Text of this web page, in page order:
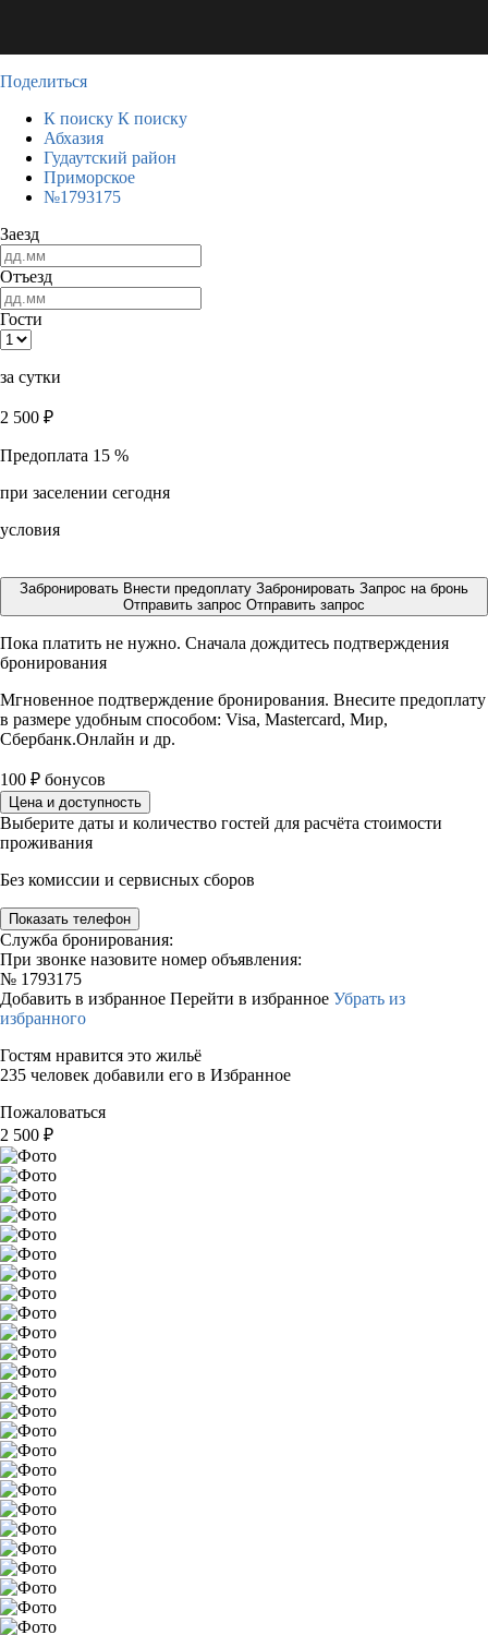
Поделиться
К поиску К поиску
Абхазия
Гудаутский район
Приморское
№1793175
Заезд
Отъезд
Гости
за сутки
2 500 ₽
Предоплата 15 %
при заселении сегодня
условия
Забронировать Внести предоплату Забронировать Запрос на бронь
Отправить запрос Отправить запрос
Пока платить не нужно. Сначала дождитесь подтверждения
бронирования
Мгновенное подтверждение бронирования. Внесите предоплату
в размере удобным способом: Visa, Mastercard, Мир,
Сбербанк.Онлайн и др.
100 ₽ бонусов
Цена и доступность
Выберите даты и количество гостей для расчёта стоимости
проживания
Без комиссии и сервисных сборов
Показать телефон
Служба бронирования:
При звонке назовите номер объявления:
№ 1793175
Добавить в избранное Перейти в избранное Убрать из
избранного
Гостям нравится это жильё
235 человек добавили его в Избранное
Пожаловаться
2 500 ₽